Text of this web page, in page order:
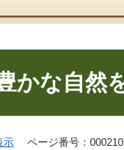
な自然
示 ページ番号：